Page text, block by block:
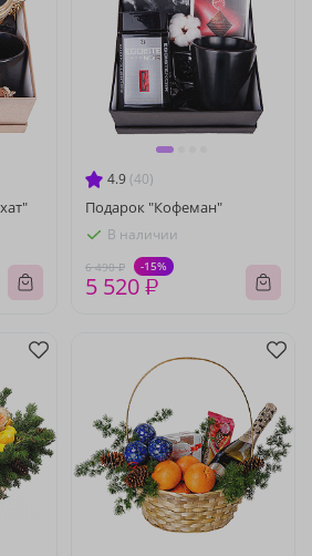
4.9 (40)
Подарок "Кофеман"
В наличии
6 490 ₽ -15%
5 520 ₽